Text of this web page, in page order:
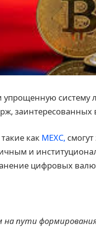
упрощенную
заинтересованных
как MEXC,
и
цифровых
пути